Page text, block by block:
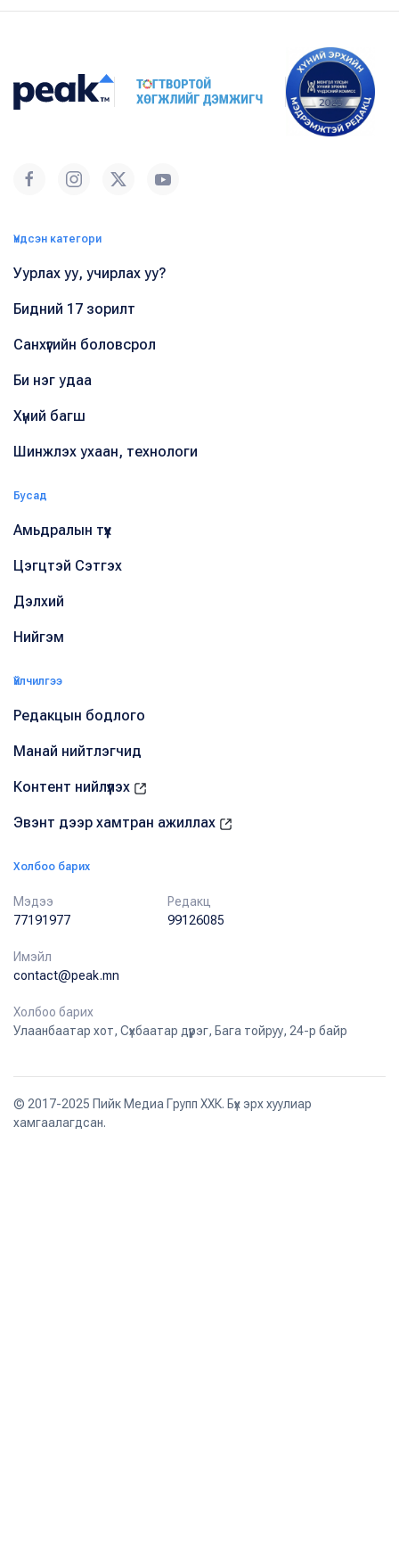
Үндсэн категори
Уурлах уу, учирлах уу?
Бидний 17 зорилт
Санхүүгийн боловсрол
Би нэг удаа
Хүний багш
Шинжлэх ухаан, технологи
Бусад
Амьдралын түүх
Цэгцтэй Сэтгэх
Дэлхий
Нийгэм
Үйлчилгээ
Редакцын бодлого
Манай нийтлэгчид
Контент нийлүүлэх
Эвэнт дээр хамтран ажиллах
Холбоо барих
Мэдээ
77191977
Редакц
99126085
Имэйл
contact@peak.mn
Холбоо барих
Улаанбаатар хот, Сүхбаатар дүүрэг, Бага тойруу, 24-р байр
© 2017-2025 Пийк Медиа Групп ХХК. Бүх эрх хуулиар
хамгаалагдсан.